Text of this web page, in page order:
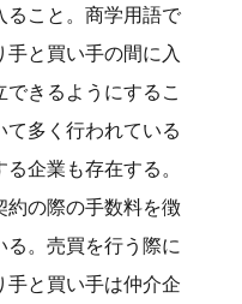
ること。商学用語で
と買い手の間に入
きるようにするこ
て多く行われている
企業も存在する。
約の際の手数料を徴
。売買を行う際に
と買い手は仲介企